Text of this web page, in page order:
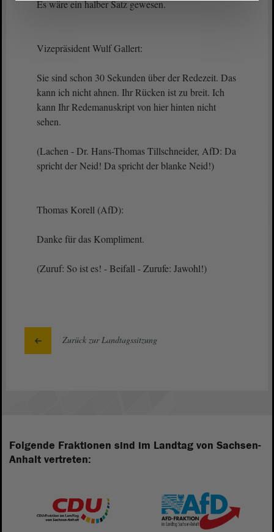
Es wäre ein halber Satz gewesen.
Vizepräsident Wulf Gallert:
Sie sind schon 30 Sekunden über der Redezeit. Das
kann ich nicht ahnen. Ihr Rücken ist zu breit. Ich
kann Ihr Redemanuskript von hier hinten nicht
sehen.
(Lachen - Dr. Hans-Thomas Tillschneider, AfD: Da
spricht der Neid! Da spricht der blanke Neid!)
Thomas Korell (AfD):
Danke für das Kompliment.
(Zuruf: So ist es! - Beifall - Zurufe: Jawohl!)
Zurück zur Landtagssitzung
Folgende Fraktionen sind im Landtag von Sachsen-
Anhalt vertreten: